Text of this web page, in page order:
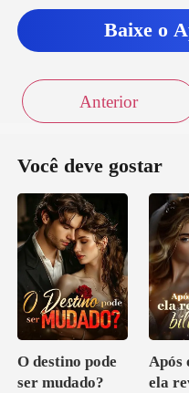
Baixe o
Anterior
Você deve gostar
O destino pode
ser mudado?
Após
ela